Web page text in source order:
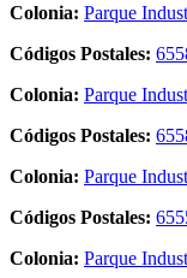
Colonia: Parque
Códigos Postales:
Colonia: Parque
Códigos Postales:
Colonia: Parque
Códigos Postales:
Colonia: Parque